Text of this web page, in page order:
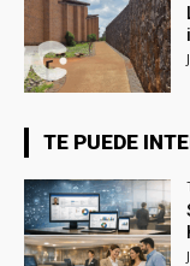
TE PUEDE